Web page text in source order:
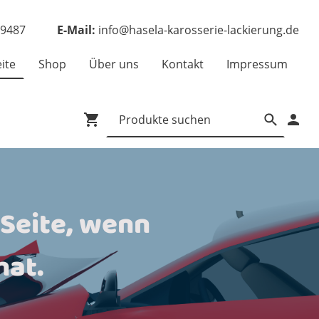
E-Mail: info@hasela-karosserie-lackierung.de
Shop Über uns Kontakt Impressum
wenn